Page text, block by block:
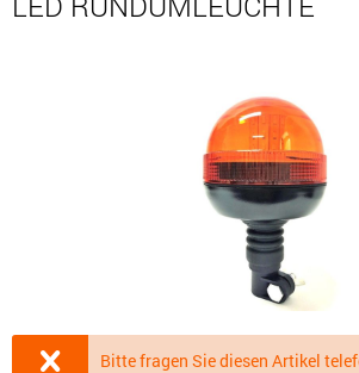
Bitte fragen Sie diesen Artikel